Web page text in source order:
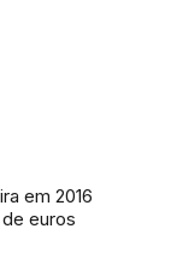
em 2016
euros